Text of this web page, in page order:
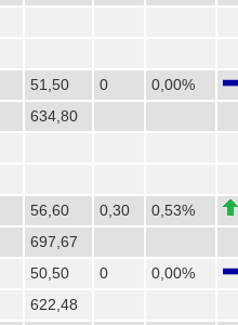
51,50 0
0,00%
634,80
56,60 0,30
0,53%
697,67
50,50 0
0,00%
622,48